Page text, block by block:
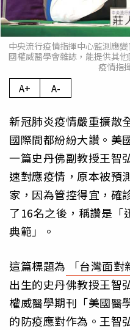
中央流行疫情指揮中心監測應
國權威醫學會雜誌，能提供其
疫情指
A+ A-
新冠肺炎疫情嚴重擴散
國際間都紛紛大讚。美
一篇史丹佛副教授王智
速對應疫情，原本被預
家，因為管控得宜，確
了16名之後，稱讚是「
典範」。
這篇標題為 「台灣面
出生的史丹佛教授王智
權威醫學期刊「美國醫
的防疫應對作為。王智